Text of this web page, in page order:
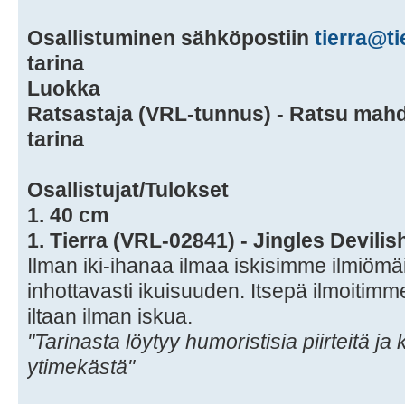
Osallistuminen sähköpostiin
tarina
Luokka
Ratsastaja (VRL-tunnus) - Ratsu
tarina
Osallistujat/Tulokset
1. 40 cm
1. Tierra (VRL-02841) - Jingles
Ilman iki-ihanaa ilmaa iskisimme
inhottavasti ikuisuuden. Itsepä
iltaan ilman iskua.
"Tarinasta löytyy humoristisia piirteitä ja
ytimekästä"